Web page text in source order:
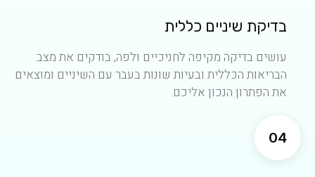
בדיקת שיניים כללית
עושים בדיקה מקיפה לחניכיים ולפה, בודקים את מצב
הבריאות הכללית ובעיות שונות בעבר עם השיניים ומוצאים
את הפתרון הנכון אליכם.
04